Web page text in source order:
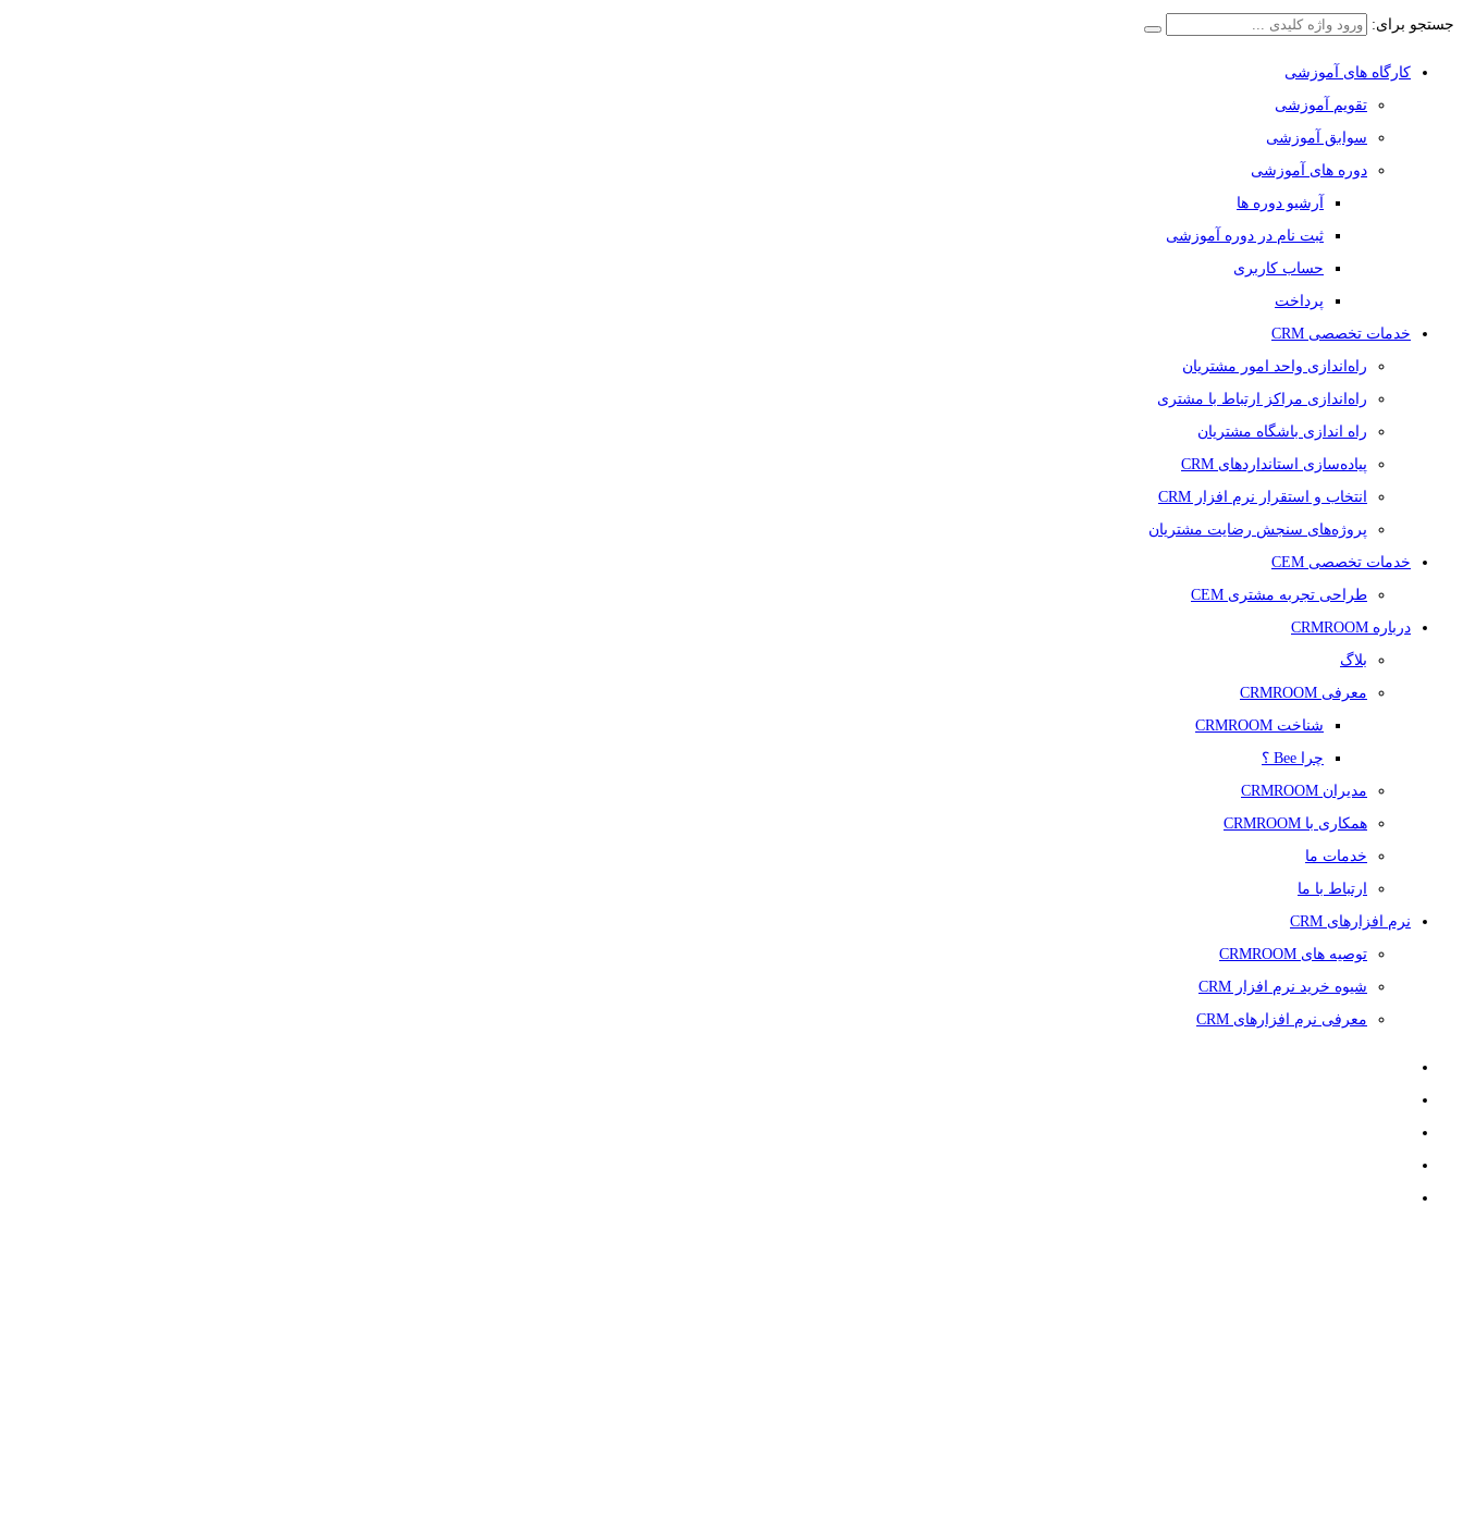
جستجو برای:
کارگاه های آموزشی
تقویم آموزشی
سوابق آموزشی
دوره های آموزشی
آرشیو دوره ها
ثبت نام در دوره آموزشی
حساب کاربری
پرداخت
خدمات تخصصی CRM
راه‌اندازی واحد امور مشتریان
راه‌اندازی مراکز ارتباط با مشتری
راه اندازی باشگاه مشتریان
پیاده‌سازی استانداردهای CRM
انتخاب و استقرار نرم افزار CRM
پروژه‌های سنجش رضایت مشتریان
خدمات تخصصی CEM
طراحی تجربه مشتری CEM
درباره CRMROOM
بلاگ
معرفی CRMROOM
شناخت CRMROOM
چرا Bee ؟
مدیران CRMROOM
همکاری با CRMROOM
خدمات ما
ارتباط با ما
نرم افزارهای CRM
توصیه های CRMROOM
شیوه خرید نرم افزار CRM
معرفی نرم افزارهای CRM